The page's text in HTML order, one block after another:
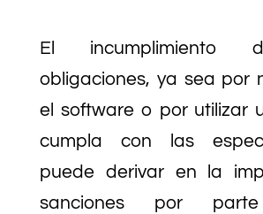
El incumplimiento
obligaciones, ya sea por
el software o por utilizar
cumpla con las
puede derivar en la
sanciones por